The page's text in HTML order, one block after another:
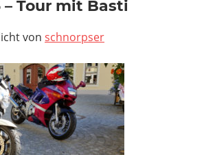
– Tour mit Basti
von schnorpser